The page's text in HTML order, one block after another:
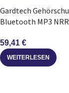
Gardtech
Bluetooth MP3
59,41 €
WEITERLESEN